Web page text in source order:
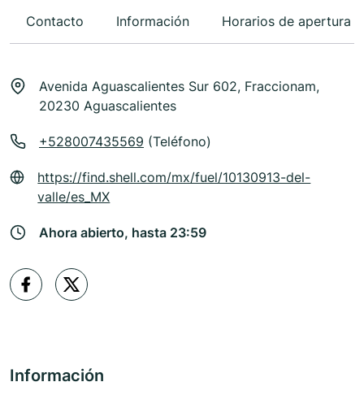
Contacto Información Horarios de apertura
Avenida Aguascalientes Sur 602, Fraccionam,
20230 Aguascalientes
+528007435569 (Teléfono)
https://find.shell.com/mx/fuel/10130913-del-
valle/es_MX
Ahora abierto, hasta 23:59
Información